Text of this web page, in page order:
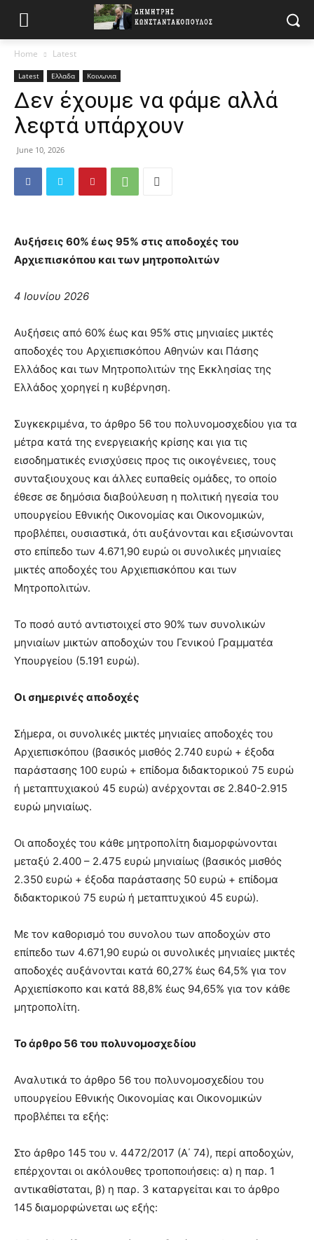
Home Latest
Latest Ελλαδα Κοινωνια
Δεν έχουμε να φάμε αλλά
λεφτά υπάρχουν
June 10, 2026
Αυξήσεις 60% έως 95% στις αποδοχές του
Αρχιεπισκόπου και των μητροπολιτών
4 Ιουνίου 2026
Αυξήσεις από 60% έως και 95% στις μηνιαίες μικτές
αποδοχές του Αρχιεπισκόπου Αθηνών και Πάσης
Ελλάδος και των Μητροπολιτών της Εκκλησίας της
Ελλάδος χορηγεί η κυβέρνηση.
Συγκεκριμένα, το άρθρο 56 του πολυνομοσχεδίου για τα
μέτρα κατά της ενεργειακής κρίσης και για τις
εισοδηματικές ενισχύσεις προς τις οικογένειες, τους
συνταξιουχους και άλλες ευπαθείς ομάδες, το οποίο
έθεσε σε δημόσια διαβούλευση η πολιτική ηγεσία του
υπουργείου Εθνικής Οικονομίας και Οικονομικών,
προβλέπει, ουσιαστικά, ότι αυξάνονται και εξισώνονται
στο επίπεδο των 4.671,90 ευρώ οι συνολικές μηνιαίες
μικτές αποδοχές του Αρχιεπισκόπου και των
Μητροπολιτών.
Το ποσό αυτό αντιστοιχεί στο 90% των συνολικών
μηνιαίων μικτών αποδοχών του Γενικού Γραμματέα
Υπουργείου (5.191 ευρώ).
Οι σημερινές αποδοχές
Σήμερα, οι συνολικές μικτές μηνιαίες αποδοχές του
Αρχιεπισκόπου (βασικός μισθός 2.740 ευρώ + έξοδα
παράστασης 100 ευρώ + επίδομα διδακτορικού 75 ευρώ
ή μεταπτυχιακού 45 ευρώ) ανέρχονται σε 2.840-2.915
ευρώ μηνιαίως.
Οι αποδοχές του κάθε μητροπολίτη διαμορφώνονται
μεταξύ 2.400 – 2.475 ευρώ μηνιαίως (βασικός μισθός
2.350 ευρώ + έξοδα παράστασης 50 ευρώ + επίδομα
διδακτορικού 75 ευρώ ή μεταπτυχικού 45 ευρώ).
Με τον καθορισμό του συνολου των αποδοχών στο
επίπεδο των 4.671,90 ευρώ οι συνολικές μηνιαίες μικτές
αποδοχές αυξάνονται κατά 60,27% έως 64,5% για τον
Αρχιεπίσκοπο και κατά 88,8% έως 94,65% για τον κάθε
μητροπολίτη.
Το άρθρο 56 του πολυνομοσχεδίου
Αναλυτικά το άρθρο 56 του πολυνομοσχεδίου του
υπουργείου Εθνικής Οικονομίας και Οικονομικών
προβλέπει τα εξής:
Στο άρθρο 145 του ν. 4472/2017 (Α΄ 74), περί αποδοχών,
επέρχονται οι ακόλουθες τροποποιήσεις: α) η παρ. 1
αντικαθίσταται, β) η παρ. 3 καταργείται και το άρθρο
145 διαμορφώνεται ως εξής: